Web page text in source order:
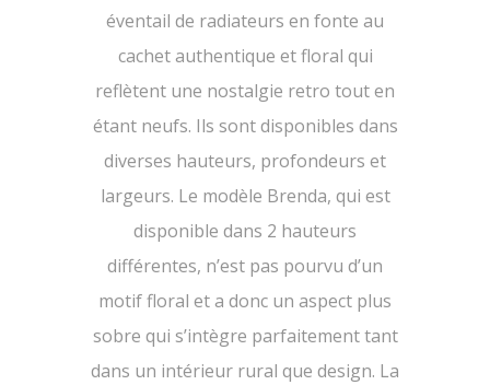
éventail de radiateurs en fonte au
cachet authentique et floral qui
reflètent une nostalgie retro tout en
étant neufs. Ils sont disponibles dans
diverses hauteurs, profondeurs et
largeurs. Le modèle Brenda, qui est
disponible dans 2 hauteurs
différentes, n’est pas pourvu d’un
motif floral et a donc un aspect plus
sobre qui s’intègre parfaitement tant
dans un intérieur rural que design. La